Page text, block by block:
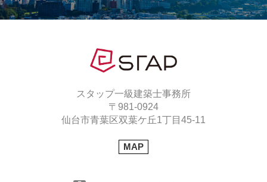
スタップ一級建築士事務所
〒981-0924
仙台市青葉区双葉ケ丘1丁目45-11
MAP